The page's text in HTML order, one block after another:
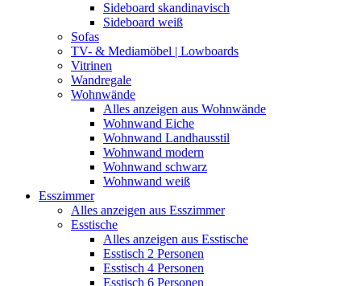
Sideboard skandinavisch
Sideboard weiß
Sofas
TV- & Mediamöbel | Lowboards
Vitrinen
Wandregale
Wohnwände
Alles anzeigen aus Wohnwände
Wohnwand Eiche
Wohnwand Landhausstil
Wohnwand modern
Wohnwand schwarz
Wohnwand weiß
Esszimmer
Alles anzeigen aus Esszimmer
Esstische
Alles anzeigen aus Esstische
Esstisch 2 Personen
Esstisch 4 Personen
Esstisch 6 Personen